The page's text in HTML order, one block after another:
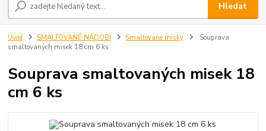
Hledat
Úvod SMALTOVANÉ NÁDOBÍ Smaltované misky
Souprava
smaltovaných misek 18 cm 6 ks
Souprava smaltovaných misek 18
cm 6 ks